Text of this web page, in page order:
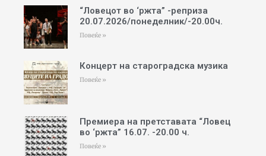
“Ловецот во ‘ржта” -реприза
20.07.2026/понеделник/-20.00ч.
Повеќе »
Концерт на староградска музика
Повеќе »
Премиера на претставата “Ловец
во ‘ржта” 16.07. -20.00 ч.
Повеќе »